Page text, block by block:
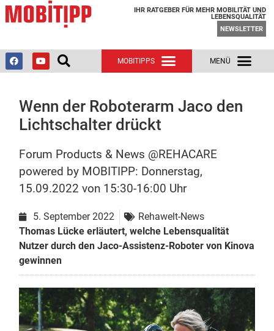
IHR RATGEBER FÜR MEHR MOBILITÄT UND
LEBENSQUALITÄT
NEWSLETTER
Wenn der Roboterarm Jaco den
Lichtschalter drückt
Forum Products & News @REHACARE
powered by MOBITIPP: Donnerstag,
15.09.2022 von 15:30-16:00 Uhr
5. September 2022
Rehawelt-News
Thomas Lücke erläutert, welche Lebensqualität
Nutzer durch den Jaco-Assistenz-Roboter von Kinova
gewinnen